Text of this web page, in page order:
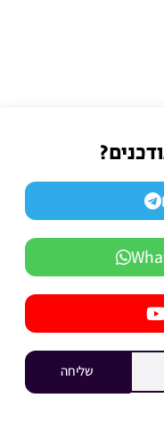
שליחה